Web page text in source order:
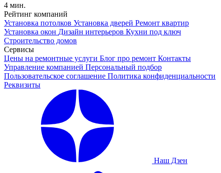
4 мин.
Рейтинг компаний
Установка потолков Установка дверей Ремонт квартир
Установка окон Дизайн интерьеров Кухни под ключ
Строительство домов
Сервисы
Цены на ремонтные услуги Блог про ремонт Контакты
Управление компанией Персональный подбор
Пользовательское соглашение Политика конфиденциальности
Реквизиты
Наш Дзен